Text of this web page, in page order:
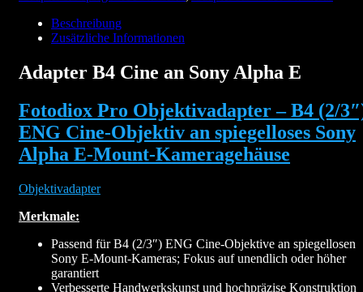
Beschreibung
Zusätzliche Informationen
Adapter B4 Cine an Sony Alpha E
Fotodiox Pro Objektivadapter – B4 (2/
ENG Cine-Objektiv an spiegelloses Sony
Alpha E-Mount-Kameragehäuse
Objektivadapter
Merkmale:
Passend für B4 (2/3″) ENG Cine-Objektive an spiegellosen
Sony E-Mount-Kameras; Fokus auf unendlich oder höher
garantiert
Verbesserte Handwerkskunst und hochpräzise Konstruktion